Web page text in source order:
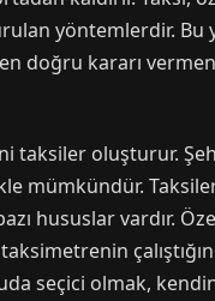
yöntemlerdir.
kararı
taksiler oluşturur.
mümkündür.
hususlar vardır.
seçici olmak,